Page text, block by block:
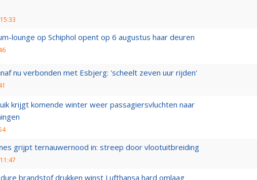
lounge op Schiphol opent op 6 augustus haar deuren
nu verbonden met Esbjerg: 'scheelt zeven uur rijden'
krijgt komende winter weer passagiersvluchten naar
grijpt ternauwernood in: streep door vlootuitbreiding
brandstof drukken winst Lufthansa hard omlaag